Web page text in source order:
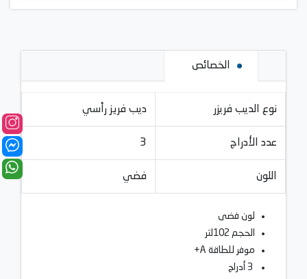
الخصائص
نوع الديب فريزر ديب فريز رأسي
عدد الأدراج 3
اللون فضي
لون فضى
الحجم 102لتر
موفر للطاقة A+